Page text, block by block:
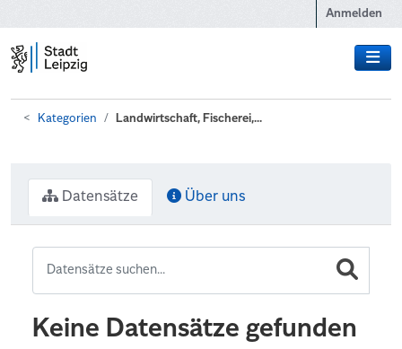
Anmelden
Kategorien Landwirtschaft, Fischerei,...
Datensätze Über uns
Keine Datensätze gefunden